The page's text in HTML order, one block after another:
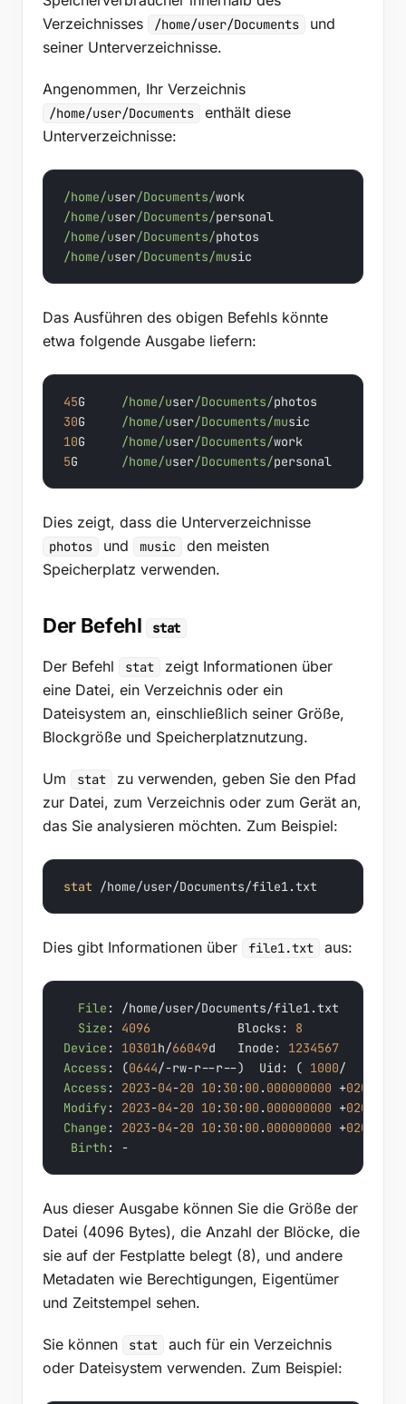
Verzeichnisses
/home/user/Documents
und
seiner Unterverzeichnisse.
Angenommen, Ihr Verzeichnis
/home/user/Documents
enthält diese
Unterverzeichnisse:
/home/user/Documents/
/home/user/Documents/
/home/user/Documents/
/home/user/Documents/music
Das Ausführen des obigen Befehls könnte
etwa folgende Ausgabe liefern:
45G /home/user/Documents/
30G /home/user/Documents/mu
10G /home/user/Documents/
5G /home/user/Documents/personal
Dies zeigt, dass die Unterverzeichnisse
photos und music
den meisten
Speicherplatz verwenden.
Der Befehl stat
Der Befehl stat
zeigt Informationen über
eine Datei, ein Verzeichnis oder ein
Dateisystem an, einschließlich seiner Größe,
Blockgröße und Speicherplatznutzung.
Um stat
zu verwenden, geben Sie den Pfad
zur Datei, zum Verzeichnis oder zum Gerät an,
das Sie analysieren möchten. Zum Beispiel:
stat /home/user/Documents/file1.txt
Dies gibt Informationen über file1.txt aus:
File : /home/user/Documents/file1.txt
Size : 4096
            Blocks:
8
Device : 10301h/66049d   Inode: 1234567
Access : (0644/-rw-r--r--)  Uid: ( 1000/
Access : 2023-04-20 10 : 30 : 00 . 000000000 +0200
Modify : 2023-04-20 10 : 30 : 00 . 000000000 +0200
Change : 2023-04-20 10 : 30 : 00 . 000000000 +0200
Birth : -
Aus dieser Ausgabe können Sie die Größe der
Datei (4096 Bytes), die Anzahl der Blöcke, die
sie auf der Festplatte belegt (8), und andere
Metadaten wie Berechtigungen, Eigentümer
und Zeitstempel sehen.
Sie können stat
auch für ein Verzeichnis
oder Dateisystem verwenden. Zum Beispiel: